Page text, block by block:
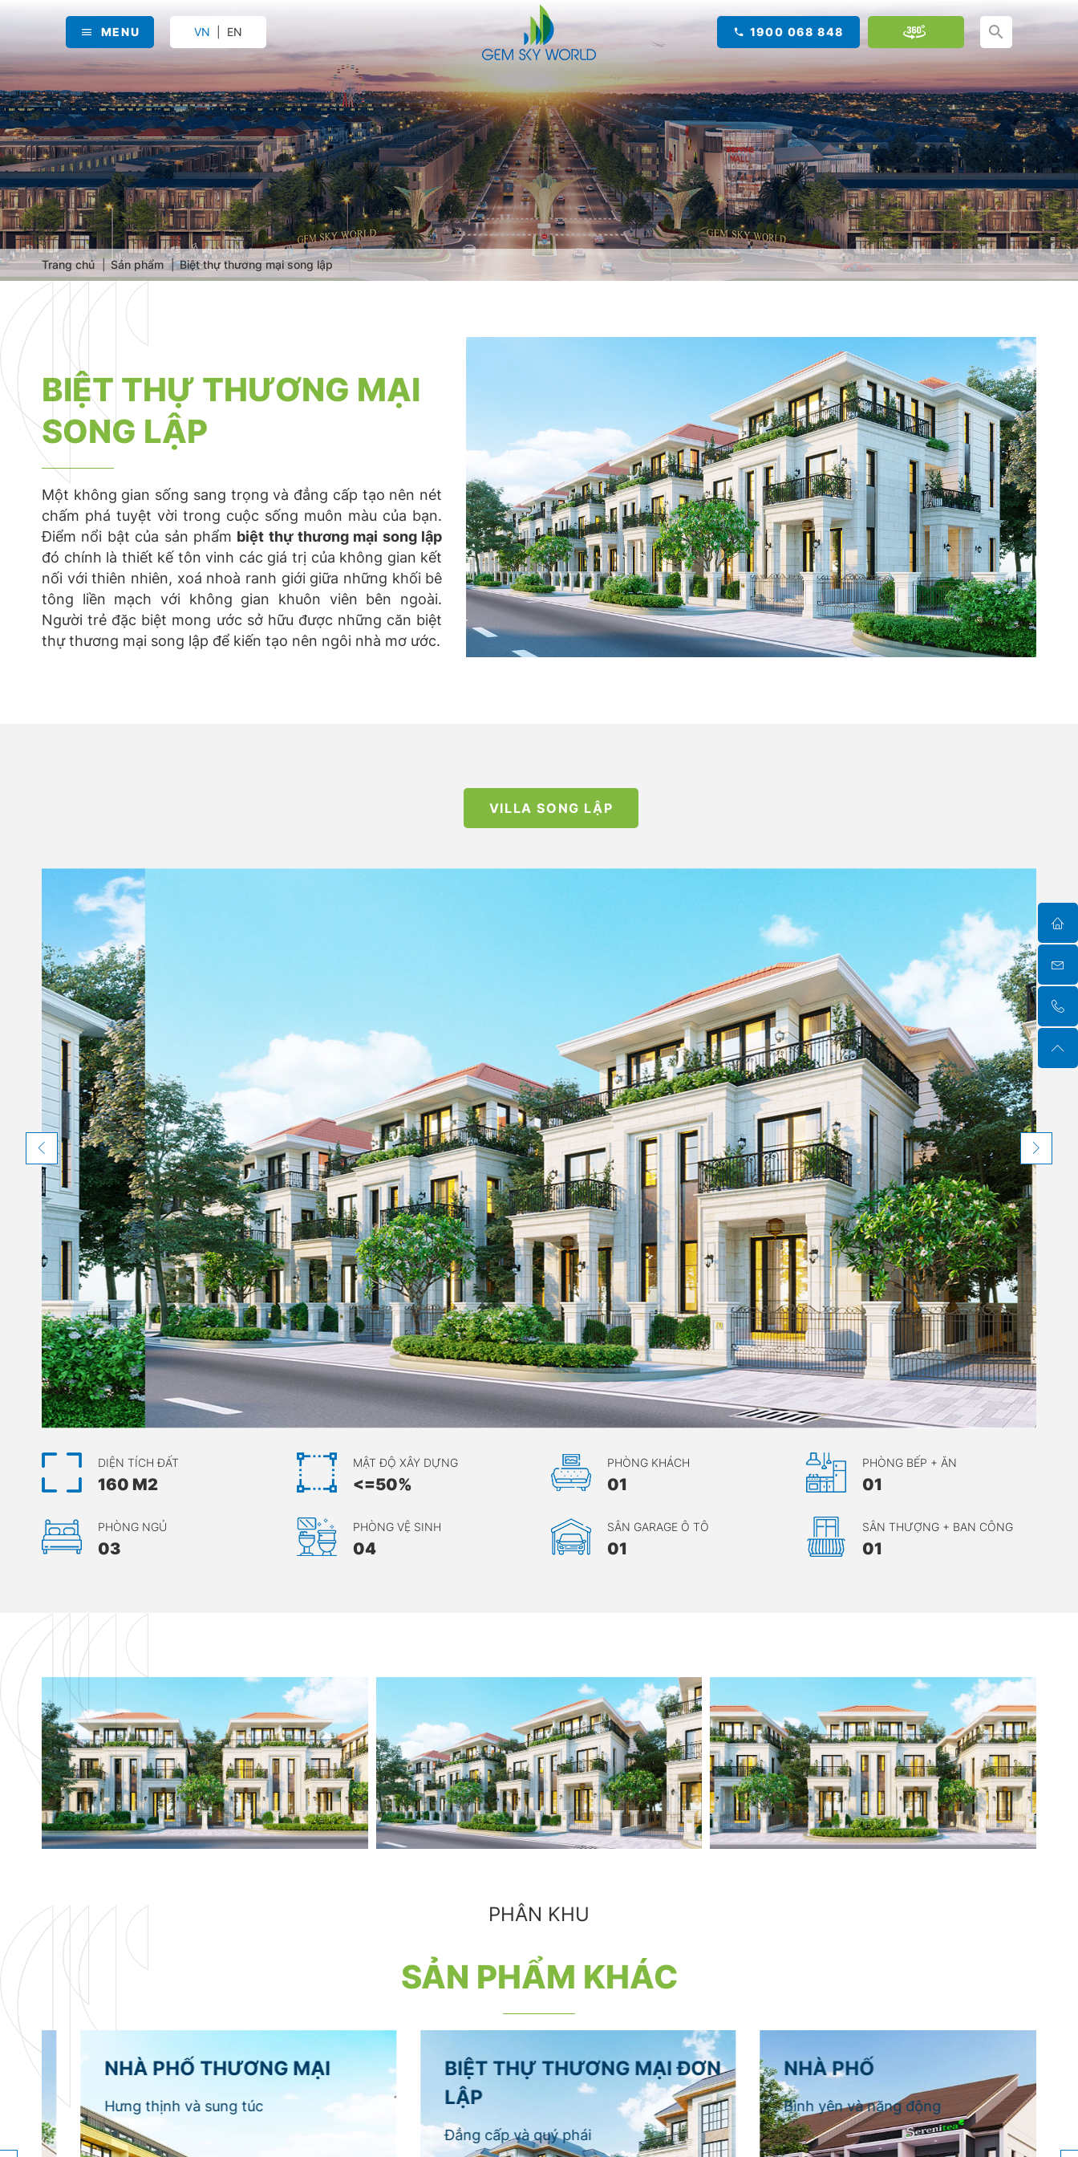
MENU VN EN 1900 068 848
Trang chủ Sản phẩm Biệt thự thương mại song lập
BIỆT THỰ THƯƠNG MẠI
SONG LẬP
Một không gian sống sang trọng và đẳng cấp tạo nên nét
chấm phá tuyệt vời trong cuộc sống muôn màu của bạn.
Điểm nổi bật của sản phẩm biệt thự thương mại song lập
đó chính là thiết kế tôn vinh các giá trị của không gian kết
nối với thiên nhiên, xoá nhoà ranh giới giữa những khối bê
tông liền mạch với không gian khuôn viên bên ngoài.
Người trẻ đặc biệt mong ước sở hữu được những căn biệt
thự thương mại song lập để kiến tạo nên ngôi nhà mơ ước.
VILLA SONG LẬP
DIỆN TÍCH ĐẤT
160 M2
MẬT ĐỘ XÂY DỰNG
<=50%
PHÒNG KHÁCH
01
PHÒNG BẾP + ĂN
01
PHÒNG NGỦ
03
PHÒNG VỆ SINH
04
SÂN GARAGE Ô TÔ
01
SÂN THƯỢNG + BAN CÔNG
01
PHÂN KHU
SẢN PHẨM KHÁC
NHÀ PHỐ THƯƠNG MẠI
Hưng thịnh và sung túc
BIỆT THỰ THƯƠNG MẠI ĐƠN
Đẳng cấp và quý phái
NHÀ PHỐ
Bình yên và năng động